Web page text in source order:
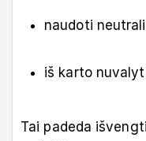
naudoti
iš karto
Tai padeda